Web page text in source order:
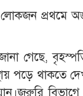
প্রথমে
গেছে,
পড়ে থাকতে
যান।জরুরি